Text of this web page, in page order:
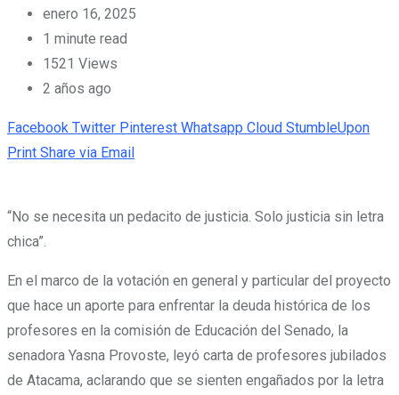
enero 16, 2025
1 minute read
1521 Views
2 años ago
Facebook Twitter Pinterest Whatsapp Cloud StumbleUpon
Print Share via Email
“No se necesita un pedacito de justicia. Solo justicia sin letra
chica”.
En el marco de la votación en general y particular del proyecto
que hace un aporte para enfrentar la deuda histórica de los
profesores en la comisión de Educación del Senado, la
senadora Yasna Provoste, leyó carta de profesores jubilados
de Atacama, aclarando que se sienten engañados por la letra